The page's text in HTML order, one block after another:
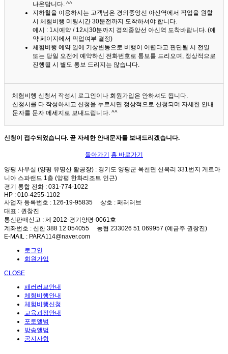
나온답니다. ^^
지하철을 이용하시는 고객님은 경의중앙선 아신역에서 픽업을 원할
시 체험비행 미팅시간 30분전까지 도착하셔야 합니다.
예시 : 1시예약 / 12시30분까지 경의중앙선 아신역 도착바랍니다. (예
약 페이지에서 픽업여부 결정)
체험비행 예약 일에 기상변동으로 비행이 어렵다고 판단될 시 전일
또는 당일 오전에 예약하신 전화번호로 통보를 드리오며, 정상적으로
진행될 시 별도 통보 드리지는 않습니다.
체험비행 신청서 작성시 로그인이나 회원가입은 안하셔도 됩니다.
신청서를 다 작성하시고 신청을 누르시면 정상적으로 신청되며 자세한 안내
문자를 문자 메세지로 보내드립니다. ^^
신청이 접수되었습니다. 곧 자세한 안내문자를 보내드리겠습니다.
돌아가기 홈 바로가기
양평 사무실 (양평 유명산 활공장) : 경기도 양평군 옥천면 신복리 331번지 게르마
니아 스파랜드 1층 (양평 한화리조트 인근)
경기 통합 전화 : 031-774-1022
HP : 010-4255-1102
사업자 등록번호 : 126-19-95835 상호 : 패러러브
대표 : 권창진
통신판매신고 : 제 2012-경기양평-0061호
계좌번호 : 신한 388 12 054055 농협 233026 51 069957 (예금주 권창진)
E-MAIL : PARA114@naver.com
로그인
회원가입
CLOSE
패러러브안내
체험비행안내
체험비행신청
교육과정안내
포토앨범
방송앨범
공지사항